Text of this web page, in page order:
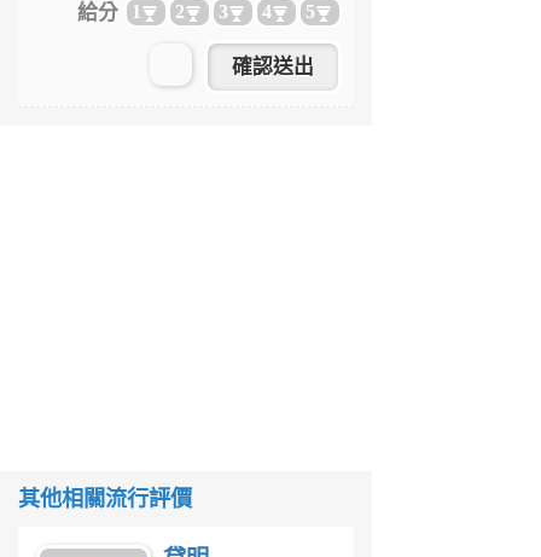
給分 1 2 3 4 5
其他相關流行評價